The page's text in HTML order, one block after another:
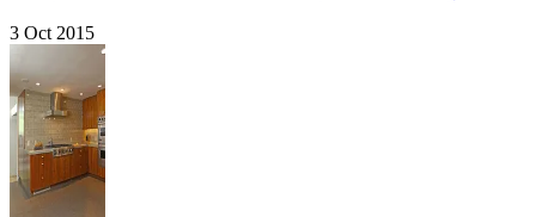
3 Oct 2015